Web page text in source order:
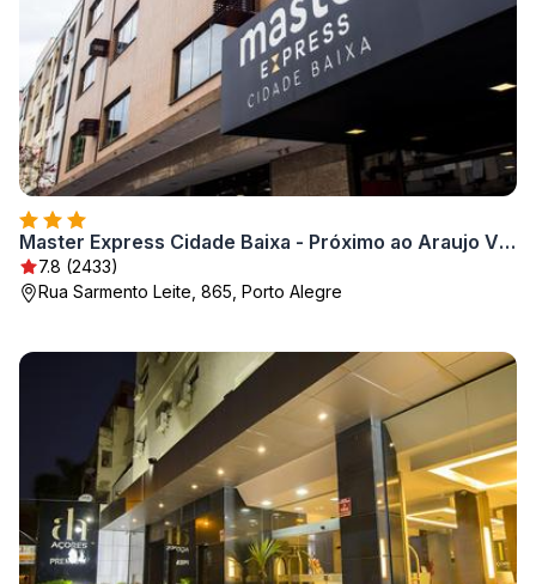
Master Express Cidade Baixa - Próximo ao Araujo Viana, UFRGS e Santa Casa
7.8 (2433)
Rua Sarmento Leite, 865, Porto Alegre